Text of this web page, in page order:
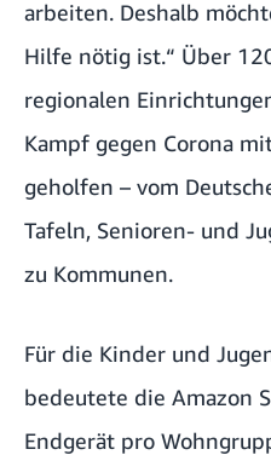
arbeiten. Deshalb
Hilfe nötig ist.“ Über
regionalen
Kampf gegen Corona
geholfen – vom
Tafeln, Senioren- und
zu Kommunen.
Für die Kinder und
bedeutete die Amazon
Endgerät pro